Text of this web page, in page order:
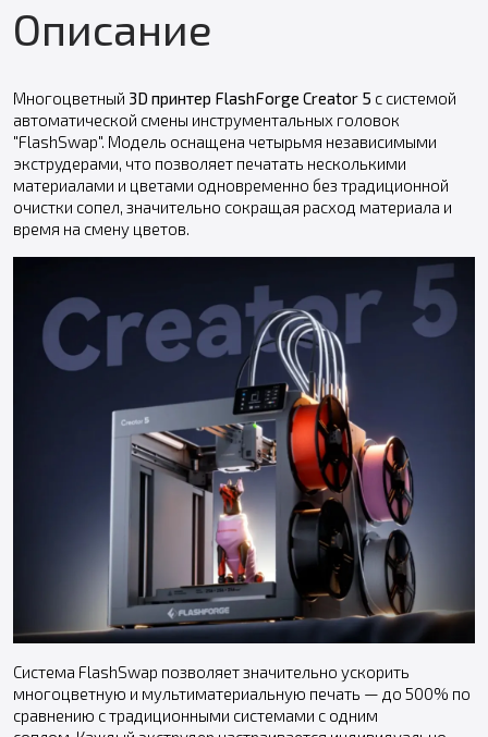
Описание
Многоцветный 3D принтер FlashForge Creator 5 с системой
автоматической смены инструментальных головок
"FlashSwap". Модель оснащена четырьмя независимыми
экструдерами, что позволяет печатать несколькими
материалами и цветами одновременно без традиционной
очистки сопел, значительно сокращая расход материала и
время на смену цветов.
Система FlashSwap позволяет значительно ускорить
многоцветную и мультиматериальную печать — до 500% по
сравнению с традиционными системами с одним